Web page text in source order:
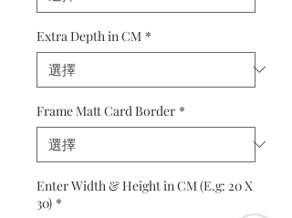
Extra Depth in CM *
Frame Matt Card Border *
Enter Width & Height in CM (E.g: 20 X
30) *